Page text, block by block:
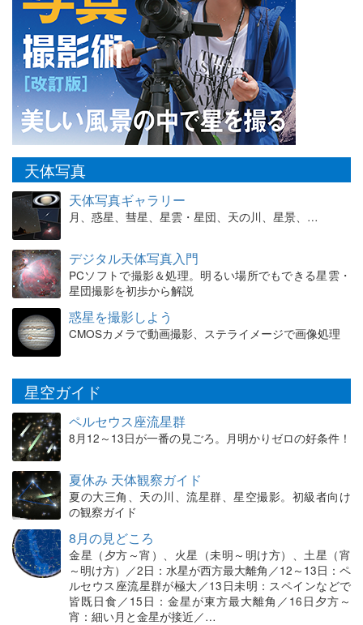
天体写真
天体写真ギャラリー
月、惑星、彗星、星雲・星団、天の川、星景、…
デジタル天体写真入門
PCソフトで撮影＆処理。明るい場所でもできる星雲・
星団撮影を初歩から解説
惑星を撮影しよう
CMOSカメラで動画撮影、ステライメージで画像処理
星空ガイド
ペルセウス座流星群
8月12～13日が一番の見ごろ。月明かりゼロの好条件！
夏休み 天体観察ガイド
夏の大三角、天の川、流星群、星空撮影。初級者向け
の観察ガイド
8月の見どころ
金星（夕方～宵）、火星（未明～明け方）、土星（宵
～明け方）／2日：水星が西方最大離角／12～13日：ペ
ルセウス座流星群が極大／13日未明：スペインなどで
皆既日食／15日：金星が東方最大離角／16日夕方～
宵：細い月と金星が接近／…